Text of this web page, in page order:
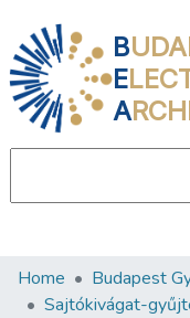
B
E
A
Communities &
Home Budapest
Sajtókivágat-